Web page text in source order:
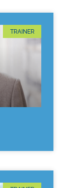
TRAINER